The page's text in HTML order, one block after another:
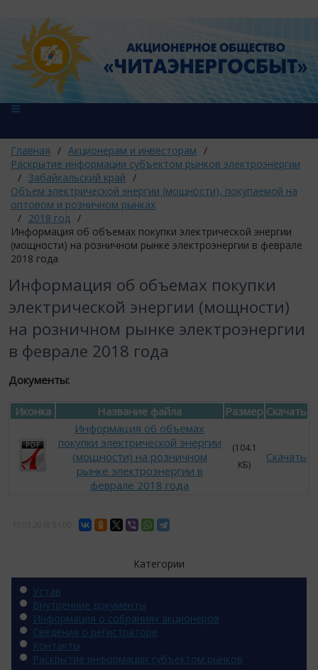
Главная / Акционерам и инвесторам /
Раскрытие информации субъектом рынков электроэнергии
/ Забайкальский край /
Объем электрической энергии (мощности), покупаемой на
оптовом и розничном рынках
/ 2018 год /
Информация об объемах покупки электрической энергии
(мощности) на розничном рынке электроэнергии в феврале
2018 года
Информация об объемах покупки
электрической энергии (мощности)
на розничном рынке электроэнергии
в феврале 2018 года
Документы:
Иконка Название файла Размер Скачать
Информация об объемах
покупки электрической энергии
(мощности) на розничном
рынке электроэнергии в
феврале 2018 года
(104.1
КБ)
Скачать
Категории
Устав
Внутренние документы
Информация о собраниях акционеров
Сведения о регистраторе
Контакты
Раскрытие информации субъектом рынков